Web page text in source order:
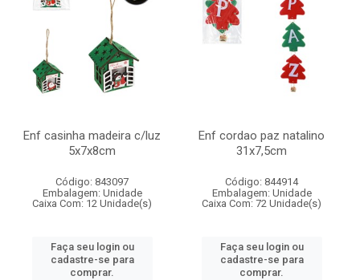
Enf casinha madeira c/luz
5x7x8cm
Código: 843097
Embalagem: Unidade
Caixa Com: 12 Unidade(s)
Faça seu login ou
cadastre-se para
comprar.
Enf cordao paz natalino
31x7,5cm
Código: 844914
Embalagem: Unidade
Caixa Com: 72 Unidade(s)
Faça seu login ou
cadastre-se para
comprar.